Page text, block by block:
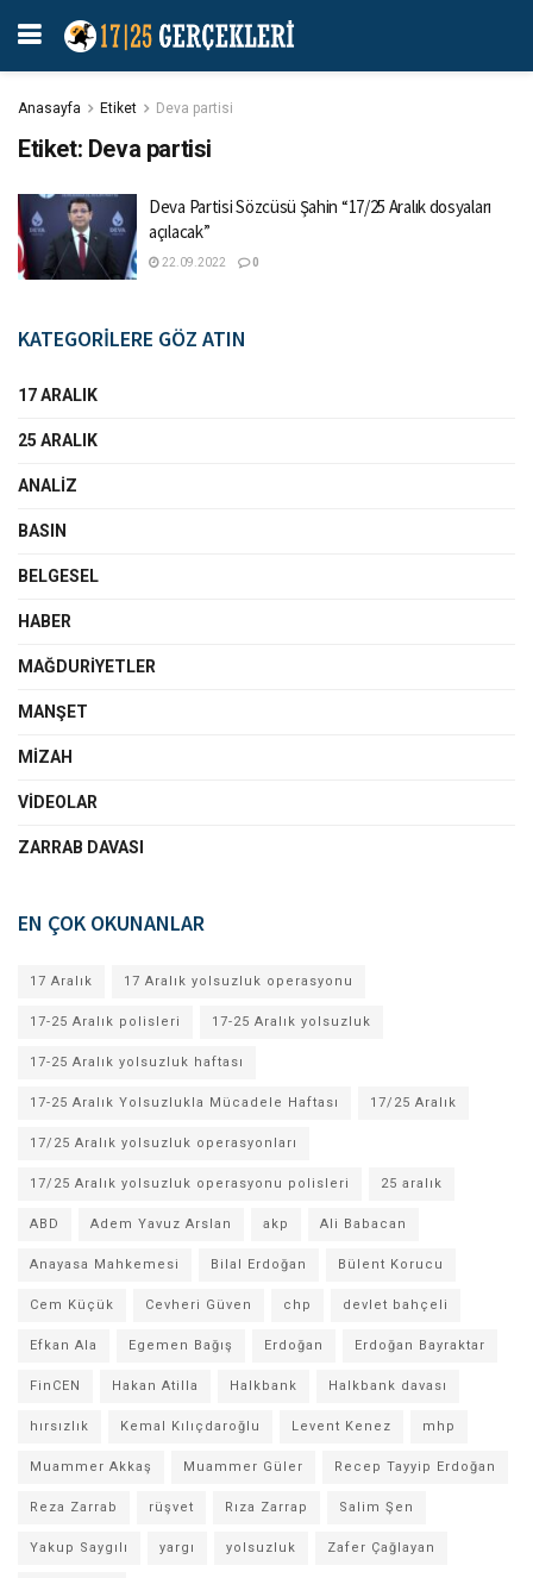
Anasayfa Etiket Deva partisi
Etiket: Deva partisi
Deva Partisi Sözcüsü Şahin “17/25 Aralık dosyaları
açılacak”
22.09.2022 0
KATEGORİLERE GÖZ ATIN
17 ARALIK
25 ARALIK
ANALIZ
BASIN
BELGESEL
HABER
MAĞDURIYETLER
MANŞET
MIZAH
VIDEOLAR
ZARRAB DAVASI
EN ÇOK OKUNANLAR
17 Aralık 17 Aralık yolsuzluk operasyonu
17-25 Aralık polisleri 17-25 Aralık yolsuzluk
17-25 Aralık yolsuzluk haftası
17-25 Aralık Yolsuzlukla Mücadele Haftası 17/25 Aralık
17/25 Aralık yolsuzluk operasyonları
17/25 Aralık yolsuzluk operasyonu polisleri 25 aralık
ABD Adem Yavuz Arslan akp Ali Babacan
Anayasa Mahkemesi Bilal Erdoğan Bülent Korucu
Cem Küçük Cevheri Güven chp devlet bahçeli
Efkan Ala Egemen Bağış Erdoğan Erdoğan Bayraktar
FinCEN Hakan Atilla Halkbank Halkbank davası
hırsızlık Kemal Kılıçdaroğlu Levent Kenez mhp
Muammer Akkaş Muammer Güler Recep Tayyip Erdoğan
Reza Zarrab rüşvet Rıza Zarrap Salim Şen
Yakup Saygılı yargı yolsuzluk Zafer Çağlayan